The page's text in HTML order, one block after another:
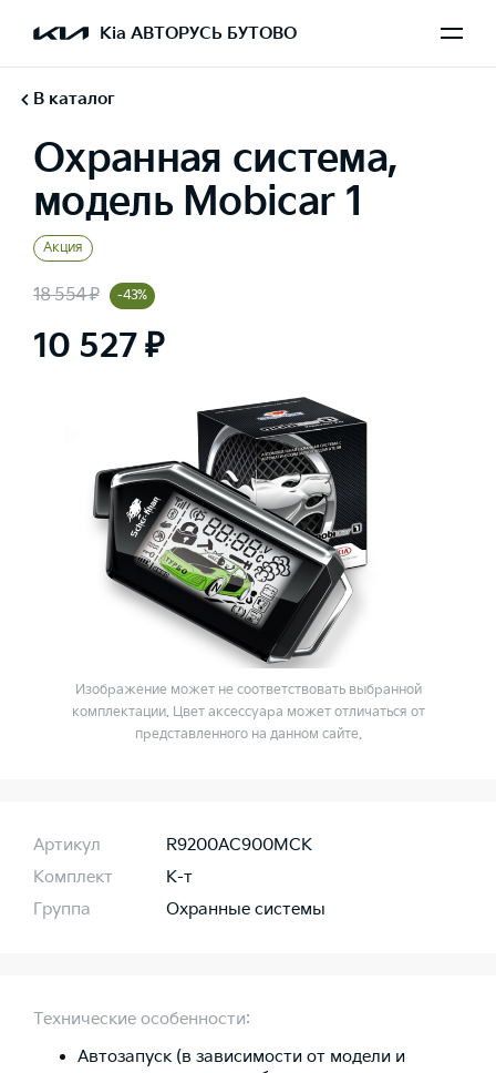
Kia АВТОРУСЬ БУТОВО
В каталог
Охранная система,
модель Mobicar 1
Акция
18 554 ₽ -43%
10 527 ₽
Изображение может не соответствовать выбранной
комплектации. Цвет аксессуара может отличаться от
представленного на данном сайте.
Артикул
R9200AC900MCK
Комплект
К-т
Группа
Охранные системы
Технические особенности:
Автозапуск (в зависимости от модели и